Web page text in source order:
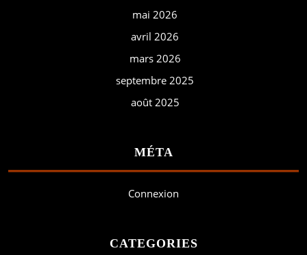
mai 2026
avril 2026
mars 2026
septembre 2025
août 2025
MÉTA
Connexion
CATEGORIES